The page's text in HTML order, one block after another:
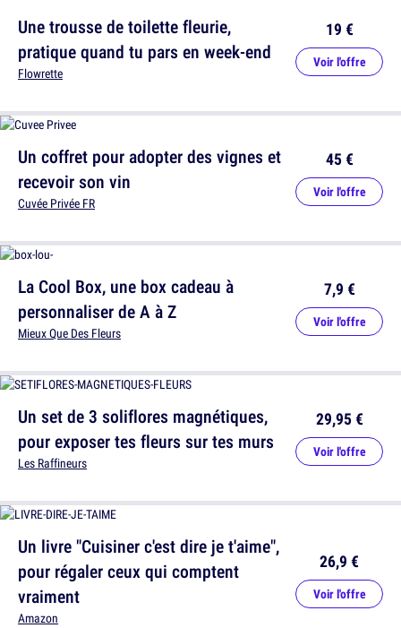
Un coffret pour adopter des vignes et
recevoir son vin
Cuvée Privée FR
45 €
Voir l'offre
Un set de 3 soliflores magnétiques,
pour exposer tes fleurs sur tes murs
Les Raffineurs
29,95 €
Voir l'offre
Une trousse de toilette fleurie,
pratique quand tu pars en week-end
Flowrette
19 €
Voir l'offre
La Cool Box, une box cadeau à
personnaliser de A à Z
Mieux Que Des Fleurs
7,9 €
Voir l'offre
Un livre "Cuisiner c'est dire je t'aime",
pour régaler ceux qui comptent
vraiment
Amazon
26,9 €
Voir l'offre